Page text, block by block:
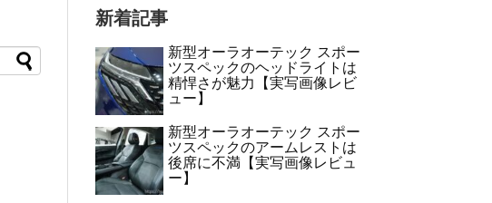
新着記事
新型オーラオーテック スポー
ツスペックのヘッドライトは
精悍さが魅力【実写画像レビ
ュー】
新型オーラオーテック スポー
ツスペックのアームレストは
後席に不満【実写画像レビュ
ー】